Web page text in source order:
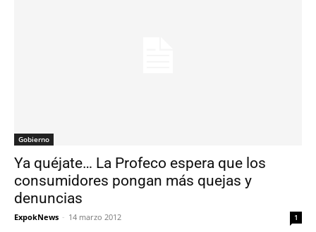
Gobierno
Ya quéjate… La Profeco espera que los
consumidores pongan más quejas y
denuncias
ExpokNews - 14 marzo 2012 1